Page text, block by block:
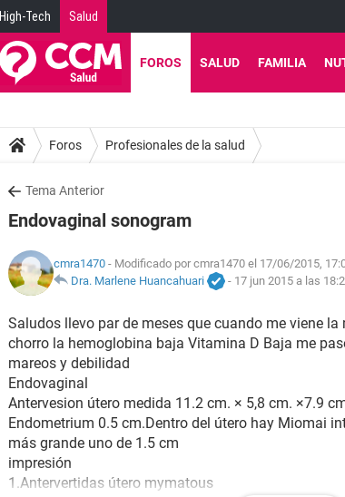
High-Tech Salud
FOROS SALUD FAMILIA
Foros Profesionales de la salud
Tema Anterior
Endovaginal sonogram
cmra1470 - Modificado por cmra1470 el 17/06/2015,
Dra. Marlene Huancahuari
- 17 jun 2015 a las
Saludos llevo par de meses que cuando me viene
chorro la hemoglobina baja Vitamina D Baja me
mareos y debilidad
Endovaginal
Antervesion útero medida 11.2 cm. × 5,8 cm. ×7.9
Endometrium 0.5 cm.Dentro del útero hay Miomai
más grande uno de 1.5 cm
impresión
1.Antervertidas útero mymatous